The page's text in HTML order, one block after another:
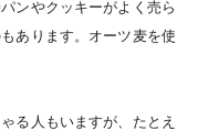
ンやクッキーがよく売ら
あります。オーツ麦を使
る人もいますが、たとえ